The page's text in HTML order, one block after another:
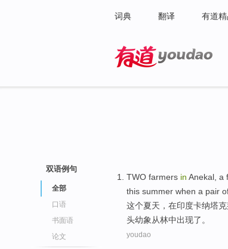
词典 翻译 有道
双语例句
全部
口语
书面语
论文
TWO farmers in Anekal , a
this summer when a pair
这个夏天 ， 在印度卡纳塔克
头幼象 从林中出现了 。
youdao